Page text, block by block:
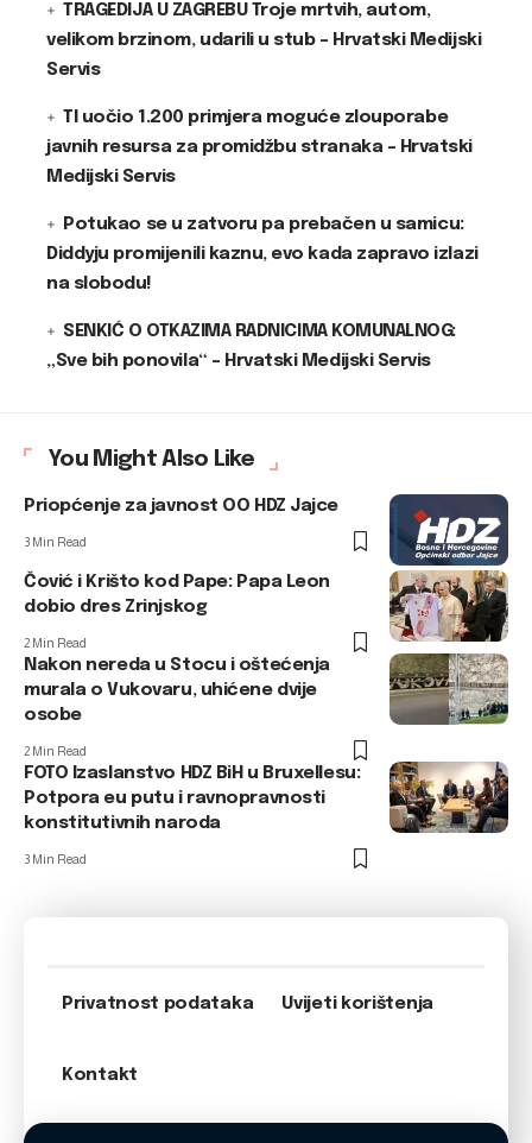
TRAGEDIJA U ZAGREBU Troje mrtvih, autom,
velikom brzinom, udarili u stub – Hrvatski Medijski
Servis
TI uočio 1.200 primjera moguće zlouporabe
javnih resursa za promidžbu stranaka – Hrvatski
Medijski Servis
Potukao se u zatvoru pa prebačen u samicu:
Diddyju promijenili kaznu, evo kada zapravo izlazi
na slobodu!
SENKIĆ O OTKAZIMA RADNICIMA KOMUNALNOG:
„Sve bih ponovila“ – Hrvatski Medijski Servis
You Might Also Like
Priopćenje za javnost OO HDZ Jajce
3 Min Read
Čović i Krišto kod Pape: Papa Leon
dobio dres Zrinjskog
2 Min Read
Nakon nereda u Stocu i oštećenja
murala o Vukovaru, uhićene dvije
osobe
2 Min Read
FOTO Izaslanstvo HDZ BiH u Bruxellesu:
Potpora eu putu i ravnopravnosti
konstitutivnih naroda
3 Min Read
Privatnost podataka Uvijeti korištenja
Kontakt